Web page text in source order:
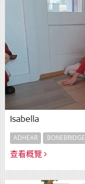
Isabella
ADHEAR BONEBRIDGE
查看概覽